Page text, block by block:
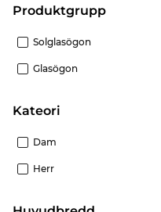
Produktgrupp
Solglasögon
Glasögon
Kateori
Dam
Herr